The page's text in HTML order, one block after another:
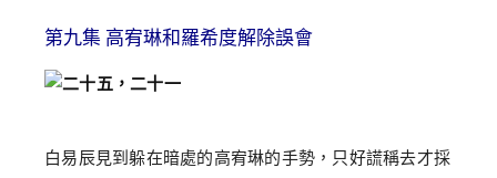
第九集 高宥琳和羅希度解除誤會
白易辰見到躲在暗處的高宥琳的手勢，只好謊稱去才採